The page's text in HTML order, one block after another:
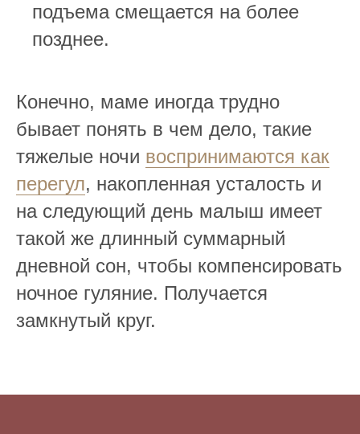
подъема смещается на более
позднее.
Конечно, маме иногда трудно
бывает понять в чем дело, такие
тяжелые ночи воспринимаются как
перегул, накопленная усталость и
на следующий день малыш имеет
такой же длинный суммарный
дневной сон, чтобы компенсировать
ночное гуляние. Получается
замкнутый круг.